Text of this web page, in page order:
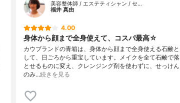
美容整体師 / エステティシャン / セ…
福井 真由
4.00
身体から顔まで全身使えて、コスパ最高☆
カウブランドの青箱は、身体から顔まで全身使える石鹸と
して、日ごろから重宝しています。メイクを全て石鹸で落
とせるものに変え、クレンジング剤を使わずに、せっけん
のみ…続きを見る